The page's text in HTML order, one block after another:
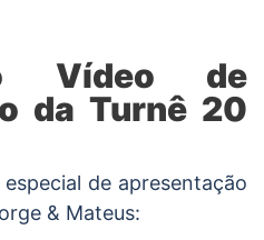
Vídeo de
da Turnê 20
de apresentação
& Mateus: